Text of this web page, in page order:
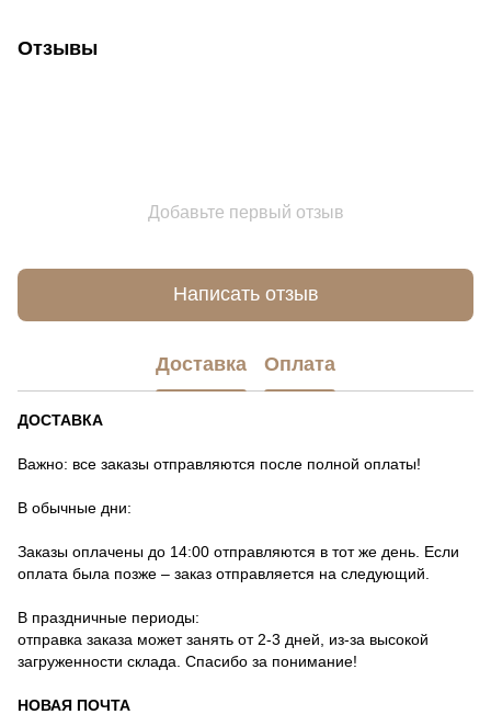
Отзывы
Добавьте первый отзыв
Написать отзыв
Доставка Оплата
ДОСТАВКА
Важно: все заказы отправляются после полной оплаты!
В обычные дни:
Заказы оплачены до 14:00 отправляются в тот же день. Если
оплата была позже – заказ отправляется на следующий.
В праздничные периоды:
отправка заказа может занять от 2-3 дней, из-за высокой
загруженности склада. Спасибо за понимание!
НОВАЯ ПОЧТА